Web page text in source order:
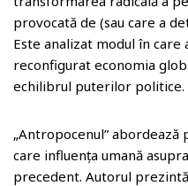
provocată de (sau care a
Este analizat modul în care
reconfigurat economia
echilibrul puterilor politice.
„Antropocenul”
care influența umană
precedent. Autorul